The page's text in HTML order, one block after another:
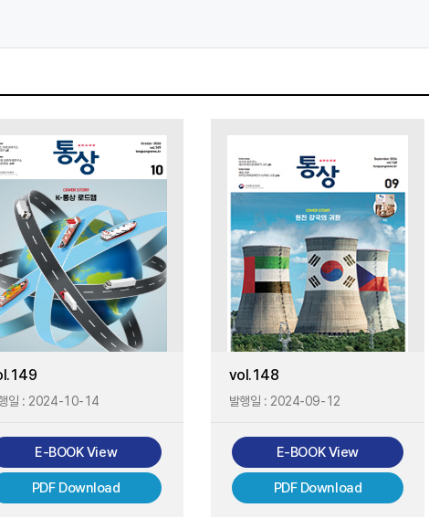
일 : 2024-10-14
E-BOOK View
PDF Download
vol.148
발행일 : 2024-09-12
E-BOOK View
PDF Download